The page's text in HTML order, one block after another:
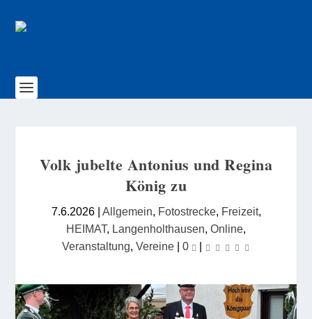
Volk jubelte Antonius und Regina
König zu
7.6.2026| Allgemein, Fotostrecke, Freizeit,
HEIMAT, Langenholthausen, Online,
Veranstaltung, Vereine| 0 |